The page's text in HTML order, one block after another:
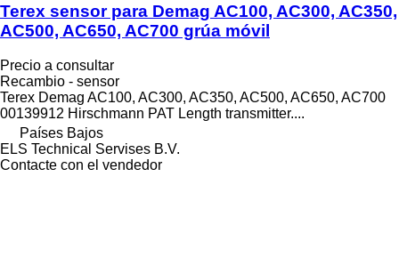
Terex sensor para Demag AC100, AC300, AC350,
AC500, AC650, AC700 grúa móvil
Precio a consultar
Recambio - sensor
Terex Demag AC100, AC300, AC350, AC500, AC650, AC700
00139912 Hirschmann PAT Length transmitter....
Países Bajos
ELS Technical Servises B.V.
Contacte con el vendedor